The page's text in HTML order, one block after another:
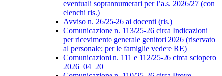
eventuali soprannumerari per l’a.s. 2026/27 (con
elenchi ris.)
Avviso n. 26/25-26 ai docenti (ris.)
Comunicazione n. 113/25-26 circa Indicazioni
per ricevimento generale genitori 2026 (riservato
al personale; per le famiglie vedere RE)
Comunicazioni n. 111 e 112/25-26 circa sciopero
2026_04_20